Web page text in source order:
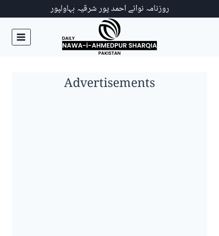
روزنامہ نوائے احمد پور شرقیہ بہاولپور
Advertisements